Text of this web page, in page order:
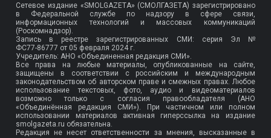
Сетевое издание «SMOLGAZETA» (СМОЛГАЗЕТА) зарегистрировано
в Федеральной службе по надзору в сфере связи,
информационных технологий и массовых коммуникаций
(Роскомнадзор).
Запись в реестре зарегистрированных СМИ: серия Эл №
ФС77-86777 от 05 февраля 2024 г.
Учредитель: АНО «Объединенная редакция СМИ».
Все права на любые материалы, опубликованные на сайте,
защищены в соответствии с российским и международным
законодательством об авторском праве и смежных правах. Любое
использование текстовых, фото, аудио и видеоматериалов
возможно только с согласия правообладателя (АНО
«Объединённая редакция СМИ»). При частичном или полном
использовании материалов активная гиперссылка на издание
smolgazeta.ru обязательна.
Редакция не несет ответственности за мнения, высказанные в